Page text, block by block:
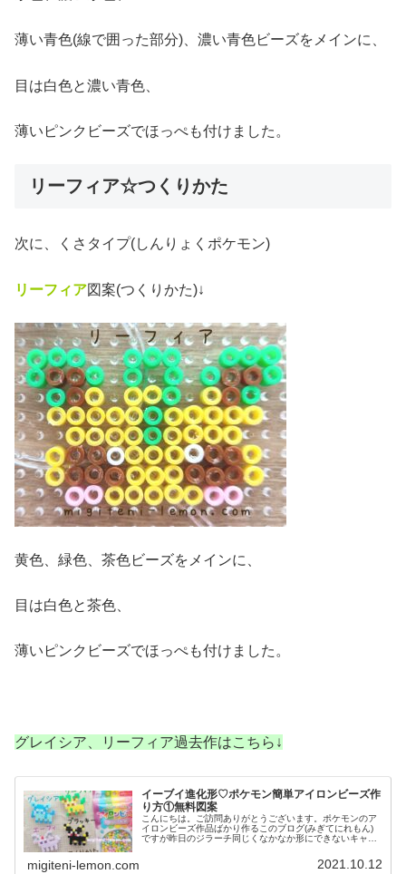
薄い青色(線で囲った部分)、濃い青色ビーズをメインに、
目は白色と濃い青色、
薄いピンクビーズでほっぺも付けました。
リーフィア☆つくりかた
次に、くさタイプ(しんりょくポケモン)
リーフィア図案(つくりかた)↓
黄色、緑色、茶色ビーズをメインに、
目は白色と茶色、
薄いピンクビーズでほっぺも付けました。
グレイシア、リーフィア過去作はこちら↓
イーブイ進化形♡ポケモン簡単アイロンビーズ作
り方①無料図案
こんにちは。ご訪問ありがとうございます。ポケモンのア
イロンビーズ作品ばかり作るこのブログ(みぎてにれもん)
ですが昨日のジラーチ同じくなかなか形にできないキャラ
migiteni-lemon.com 2021.10.12